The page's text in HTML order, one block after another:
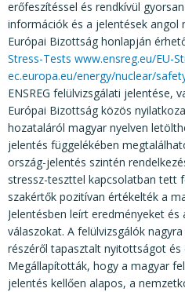
erőfeszítéssel és rendkívül
információk és a jelentések angol
Európai Bizottság honlapján
Stress-Tests www.ensreg.eu/EU-
ec.europa.eu/energy/nuclear/
ENSREG felülvizsgálati jelentése,
Európai Bizottság közös
hozataláról magyar nyelven
jelentés függelékében
ország-jelentés szintén
stressz-teszttel kapcsolatban tett
szakértők pozitívan értékelték a
Jelentésben leírt eredményeket
válaszokat. A felülvizsgálók
részéről tapasztalt nyitottságot
Megállapították, hogy a magyar
jelentés kellően alapos, a